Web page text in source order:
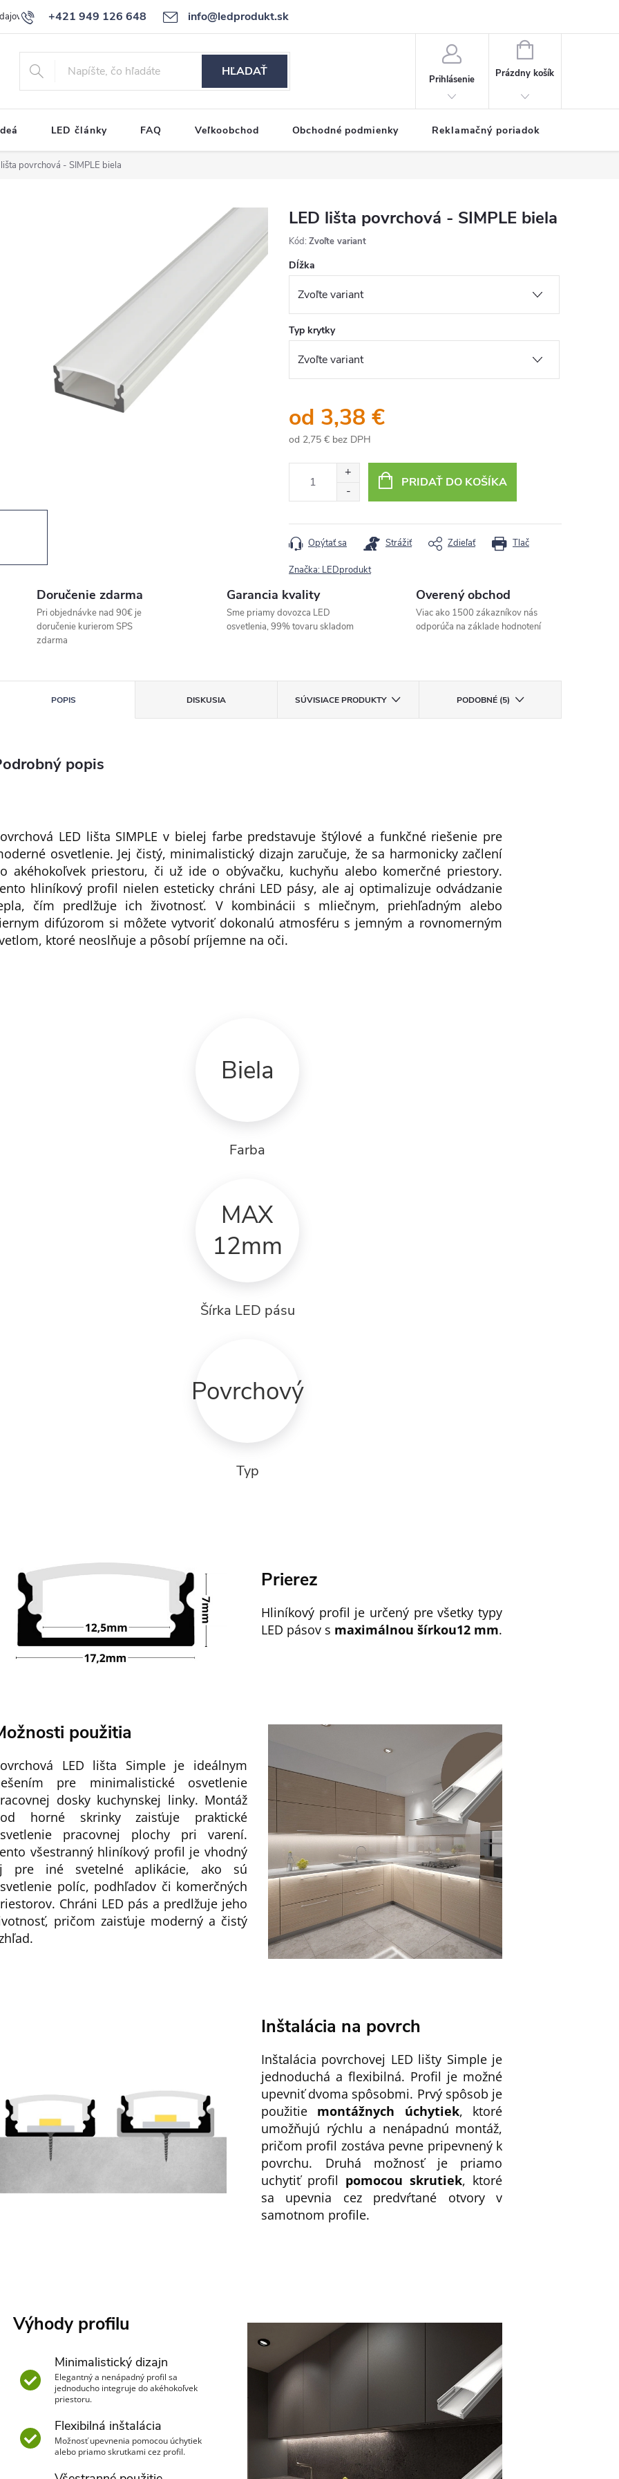
+421 949 126 648 info@ledprodukt.sk
Reklamačný poriadok
HĽADAŤ
Prihlásenie
NÁKUPNÝ
KOŠÍK
Prázdny košík
LED články FAQ Veľkoobchod Obchodné podmienky Reklamačný poriadok
povrchová - SIMPLE biela
LED lišta povrchová - SIMPLE biela
Kód: Zvoľte variant
Dĺžka
Typ krytky
od 3,38 €
od 2,75 € bez DPH
cena:
PRIDAŤ DO KOŠÍKA
Tlač
Opýtať sa Strážiť Zdieľať
Značka: LEDprodukt
Doručenie zdarma
Pri objednávke nad 90€ je
doručenie kurierom SPS
zdarma
Garancia kvality
Sme priamy dovozca LED
osvetlenia, 99% tovaru skladom
Overený obchod
Viac ako 1500 zákazníkov nás
odporúča na základe hodnotení
POPIS DISKUSIA SÚVISIACE PRODUKTY PODOBNÉ (5)
popis
LED lišta SIMPLE v bielej farbe predstavuje štýlové a funkčné riešenie pre
osvetlenie. Jej čistý, minimalistický dizajn zaručuje, že sa harmonicky začlení
akéhokoľvek priestoru, či už ide o obývačku, kuchyňu alebo komerčné priestory.
hliníkový profil nielen esteticky chráni LED pásy, ale aj optimalizuje odvádzanie
čím predlžuje ich životnosť. V kombinácii s mliečnym, priehľadným alebo
difúzorom si môžete vytvoriť dokonalú atmosféru s jemným a rovnomerným
ktoré neoslňuje a pôsobí príjemne na oči.
Biela
Farba
MAX
12mm
Šírka LED pásu
Povrchový
Typ
Prierez
Hliníkový profil je určený pre všetky typy
LED pásov s maximálnou šírkou12 mm.
použitia
LED lišta Simple je ideálnym
pre minimalistické osvetlenie
dosky kuchynskej linky. Montáž
horné skrinky zaisťuje praktické
pracovnej plochy pri varení.
všestranný hliníkový profil je vhodný
pre iné svetelné aplikácie, ako sú
políc, podhľadov či komerčných
Chráni LED pás a predlžuje jeho
pričom zaisťuje moderný a čistý
Inštalácia na povrch
Inštalácia povrchovej LED lišty Simple je
jednoduchá a flexibilná. Profil je možné
upevniť dvoma spôsobmi. Prvý spôsob je
použitie montážnych úchytiek, ktoré
umožňujú rýchlu a nenápadnú montáž,
pričom profil zostáva pevne pripevnený k
povrchu. Druhá možnosť je priamo
uchytiť profil pomocou skrutiek, ktoré
sa upevnia cez predvŕtané otvory v
samotnom profile.
Výhody profilu
Minimalistický dizajn
Elegantný a nenápadný profil sa
jednoducho integruje do akéhokoľvek
priestoru.
Flexibilná inštalácia
Možnosť upevnenia pomocou úchytiek
alebo priamo skrutkami cez profil.